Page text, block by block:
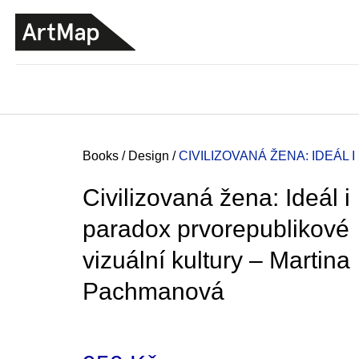
Home
Books / Design / CIVILIZOVANÁ ŽENA: IDEÁL
Civilizovaná žena: Ideál i
paradox prvorepublikové
vizuální kultury –⁠ Martina
Pachmanová
BACK
SHOPPING
BACK
SHOPPING